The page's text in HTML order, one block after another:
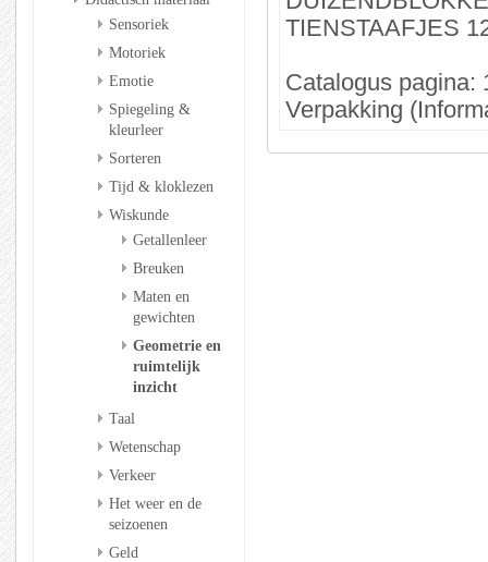
Sensoriek
Motoriek
Emotie
Spiegeling &
kleurleer
Sorteren
Tijd & kloklezen
Wiskunde
Getallenleer
Breuken
Maten en
gewichten
Geometrie en
ruimtelijk
inzicht
Taal
Wetenschap
Verkeer
Het weer en de
seizoenen
Geld
TIENSTAAFJES
Catalogus pagina:
Verpakking